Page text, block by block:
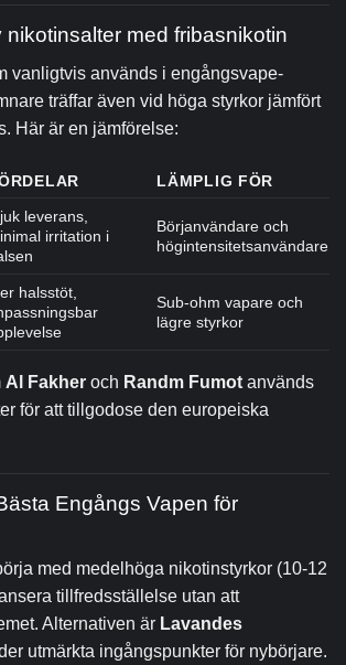
med fribasnikotin
vanligtvis används i engångsvape-
träffar även vid höga styrkor jämfört
Här är en jämförelse:
LÄMPLIG FÖR
leverans,
irritation i
Börjanvändare och
högintensitetsanvändare
halsstöt,
Sub-ohm vapare och
lägre styrkor
Al Fakher och Randm Fumot används
för att tillgodose den europeiska
Engångs Vapen för
med medelhöga nikotinstyrkor (10-12
tillfredsställelse utan att
Alternativen är Lavandes
utmärkta ingångspunkter för nybörjare.